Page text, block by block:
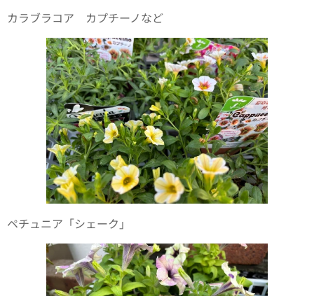
カラブラコア カプチーノなど
ペチュニア「シェーク」